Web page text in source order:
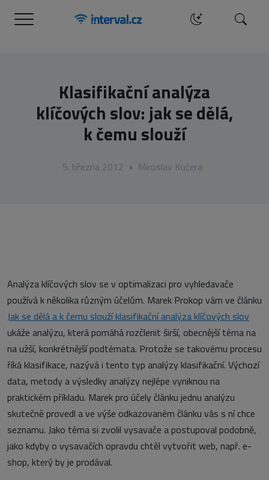
Menu Hledat
Klasifikační analýza
klíčových slov: jak se dělá,
k čemu slouží
5. března 2012 • Miroslav Kučera
Analýza klíčových slov se v optimalizaci pro vyhledavače
používá k několika různým účelům. Marek Prokop vám ve článku
Jak se dělá a k čemu slouží klasifikační analýza klíčových slov
ukáže analýzu, která pomáhá rozčlenit širší, obecnější téma na
na užší, konkrétnější podtémata. Protože se takovému procesu
říká klasifikace, nazývá i tento typ analýzy klasifikační. Výchozí
data, metody a výsledky analýzy nejlépe vyniknou na
praktickém příkladu. Marek pro účely článku jednu analýzu
skutečně provedl a ve výše odkazovaném článku vás s ní chce
seznamu. Jako téma si zvolil vysavače a postupoval podobně,
jako kdyby o vysavačích opravdu chtěl vytvořit web, např. e-
shop, který by je prodával.